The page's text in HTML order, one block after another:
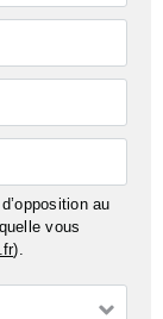
au
vous
).